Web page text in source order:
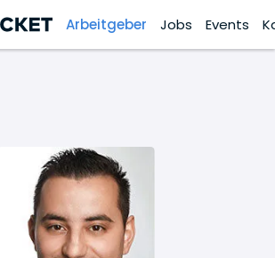
Arbeitgeber Jobs Events